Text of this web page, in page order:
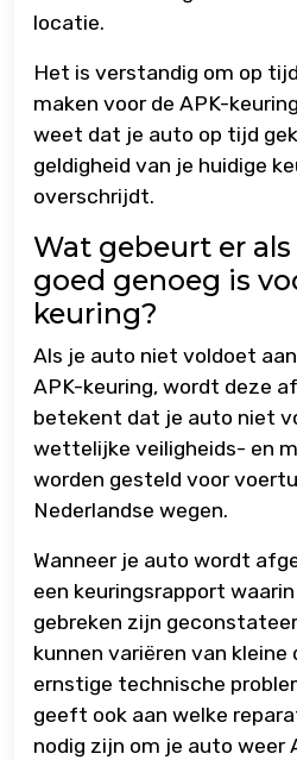
locatie.
Het is verstandig om op
maken voor de APK-
weet dat je auto op tijd
geldigheid van je huidige
overschrijdt.
Wat gebeurt er
goed genoeg is
keuring?
Als je auto niet voldoet
APK-keuring, wordt deze
betekent dat je auto niet
wettelijke veiligheids- en
worden gesteld voor
Nederlandse wegen.
Wanneer je auto wordt
een keuringsrapport
gebreken zijn
kunnen variëren van
ernstige technische
geeft ook aan welke
nodig zijn om je auto weer